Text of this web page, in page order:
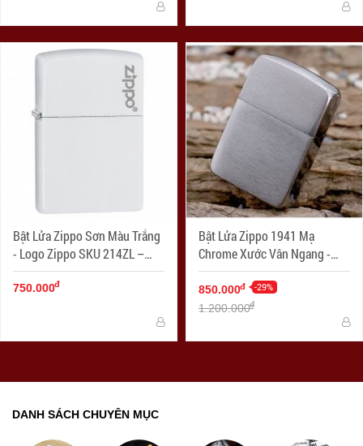
Bật Lửa Zippo Sơn Màu Trắng
- Logo Zippo SKU 214ZL –
Zippo White Matte With Logo
750.000đ
Bật Lửa Zippo 1941 Mạ
Chrome Xước Vân Ngang -
SKU 1941 – Zippo Replica
1941 Brushed Chrome
850.000đ -29%
1.200.000đ
DANH SÁCH CHUYÊN MỤC